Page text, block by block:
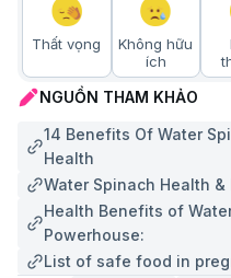
Thất vọng
Không hữu
ích
NGUỒN THAM KHẢO
14 Benefits Of Water
Health
Water Spinach Health
Health Benefits of
Powerhouse:
List of safe food in